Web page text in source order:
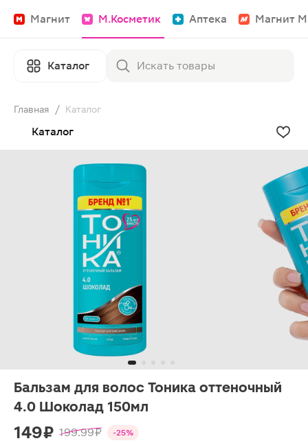
Магнит М.Косметик Аптека Магнит
Каталог
Главная / Каталог
Каталог
Бальзам для волос Тоника оттеночный
4.0 Шоколад 150мл
149 ₽ 199.99 ₽ -25%